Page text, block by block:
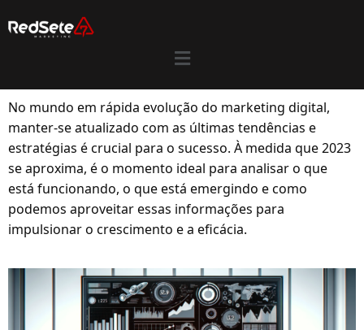
No mundo em rápida evolução do marketing digital,
manter-se atualizado com as últimas tendências e
estratégias é crucial para o sucesso. À medida que 2023
se aproxima, é o momento ideal para analisar o que
está funcionando, o que está emergindo e como
podemos aproveitar essas informações para
impulsionar o crescimento e a eficácia.